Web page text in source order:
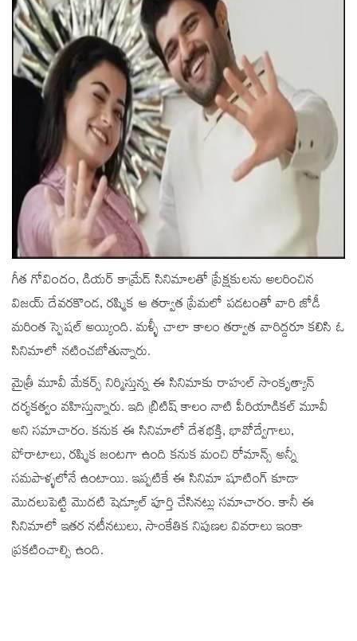
గీత గోవిందం, డియర్ కామ్రేడ్ సినిమాల‌తో ప్రేక్షకులను అలరించిన
విజయ్ దేవరకొండ, రష్మిక ఆ తర్వాత ప్రేమలో పడటంతో వారి జోడీ
మరింత స్పెషల్ అయ్యింది. మళ్ళీ చాలా కాలం తర్వాత వారిద్దరూ కలిసి ఓ
సినిమాలో నటించబోతున్నారు.
మైత్రీ మూవీ మేకర్స్ నిర్మిస్తున్న ఈ సినిమాకు రాహుల్ సాంకృత్యాన్
దర్శకత్వం వహిస్తున్నారు. ఇది బ్రిటిష్ కాలం నాటి పీరియాడికల్ మూవీ
అని సమాచారం. కనుక ఈ సినిమాలో దేశభక్తి, భావోద్వేగాలు,
పోరాటాలు, రష్మిక జంటగా ఉంది కనుక మంచి రోమాన్స్ అన్నీ
సమపాళ్ళలోనే ఉంటాయి. ఇప్పటికే ఈ సినిమా షూటింగ్‌ కూడా
మొదలుపెట్టి మొదటి షెడ్యూల్ పూర్తి చేసినట్లు సమాచారం. కానీ ఈ
సినిమాలో ఇతర నటీనటులు, సాంకేతిక నిపుణల వివరాలు ఇంకా
ప్రకటించాల్సి ఉంది.